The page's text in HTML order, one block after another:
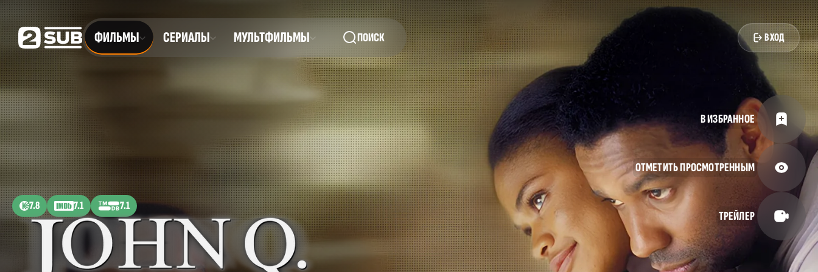
ФИЛЬМЫ СЕРИАЛЫ МУЛЬТФИЛЬМЫ ПОИСК ВХОД
7.8 7.1 7.1
В ИЗБРАННОЕ
ОТМЕТИТЬ ПРОСМОТРЕННЫМ
ТРЕЙЛЕР